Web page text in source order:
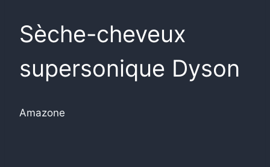
Sèche-cheveux
supersonique Dyson
Amazone